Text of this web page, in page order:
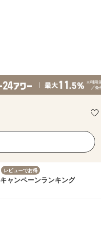
レビューでお得
キャンペーンランキング